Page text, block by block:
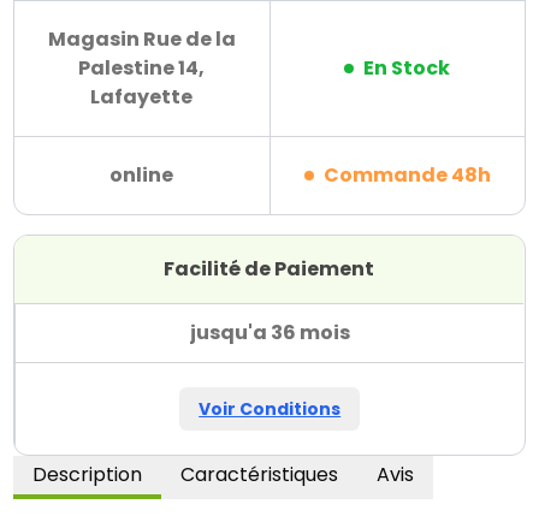
Magasin Rue de la
Palestine 14,
Lafayette
En Stock
online Commande 48h
Facilité de Paiement
jusqu'a 36 mois
Voir Conditions
Description Caractéristiques Avis